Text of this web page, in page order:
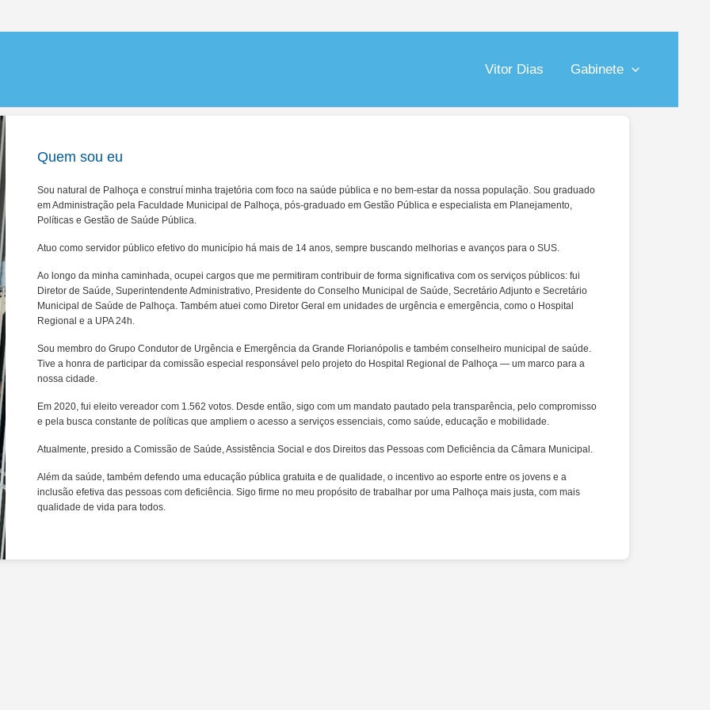
Vitor Dias Gabinete
Quem sou eu
Sou natural de Palhoça e construí minha trajetória com foco na saúde pública e no bem-estar da nossa população. Sou graduado
em Administração pela Faculdade Municipal de Palhoça, pós-graduado em Gestão Pública e especialista em Planejamento,
Políticas e Gestão de Saúde Pública.
Atuo como servidor público efetivo do município há mais de 14 anos, sempre buscando melhorias e avanços para o SUS.
Ao longo da minha caminhada, ocupei cargos que me permitiram contribuir de forma significativa com os serviços públicos: fui
Diretor de Saúde, Superintendente Administrativo, Presidente do Conselho Municipal de Saúde, Secretário Adjunto e Secretário
Municipal de Saúde de Palhoça. Também atuei como Diretor Geral em unidades de urgência e emergência, como o Hospital
Regional e a UPA 24h.
Sou membro do Grupo Condutor de Urgência e Emergência da Grande Florianópolis e também conselheiro municipal de saúde.
Tive a honra de participar da comissão especial responsável pelo projeto do Hospital Regional de Palhoça — um marco para a
nossa cidade.
Em 2020, fui eleito vereador com 1.562 votos. Desde então, sigo com um mandato pautado pela transparência, pelo compromisso
e pela busca constante de políticas que ampliem o acesso a serviços essenciais, como saúde, educação e mobilidade.
Atualmente, presido a Comissão de Saúde, Assistência Social e dos Direitos das Pessoas com Deficiência da Câmara Municipal.
Além da saúde, também defendo uma educação pública gratuita e de qualidade, o incentivo ao esporte entre os jovens e a
inclusão efetiva das pessoas com deficiência. Sigo firme no meu propósito de trabalhar por uma Palhoça mais justa, com mais
qualidade de vida para todos.